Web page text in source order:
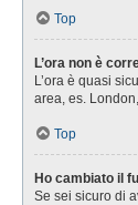
Top
L’ora non è
L’ora è quasi
area, es.
Top
Ho cambiato il
Se sei sicuro di